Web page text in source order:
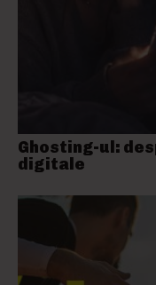
Ghosting-ul:
digitale